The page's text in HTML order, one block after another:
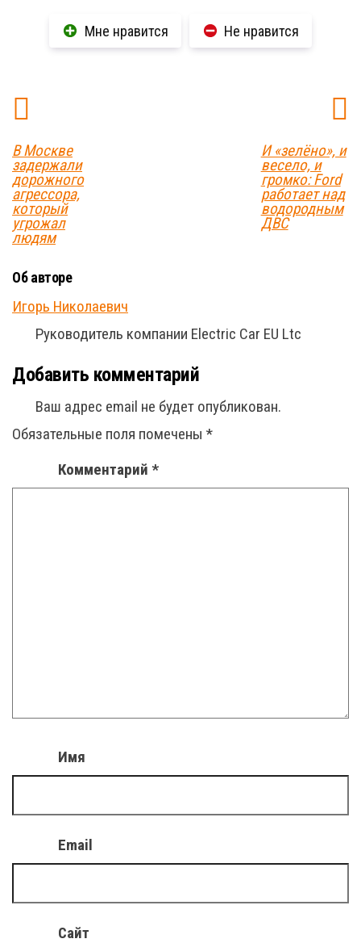
Мне нравится Не нравится
В Москве
задержали
дорожного
агрессора,
который
угрожал
людям
И «зелёно», и
весело, и
громко: Ford
работает над
водородным
ДВС
Об авторе
Игорь Николаевич
Руководитель компании Electric Car EU Ltc
Добавить комментарий
Ваш адрес email не будет опубликован.
Обязательные поля помечены *
Комментарий *
Имя
Email
Сайт